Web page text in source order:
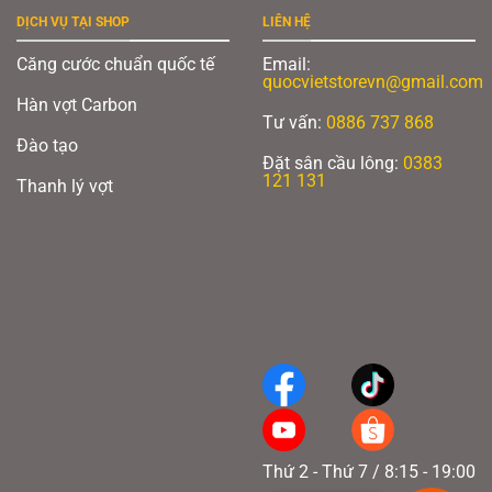
DỊCH VỤ TẠI SHOP
Căng cước chuẩn quốc tế
Hàn vợt Carbon
Đào tạo
Thanh lý vợt
LIÊN HỆ
Email:
quocvietstorevn@gmail.com
Tư vấn: 0886 737 868
Đặt sân cầu lông: 0383
121 131
Thứ 2 - Thứ 7 / 8:15 - 19:00